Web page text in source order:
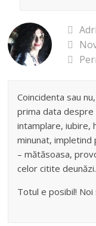
Coincidenta sau
prima data
intamplare, iubire,
minunat,
– mătăsoasa,
celor citite deunăzi.
Totul e posibil!